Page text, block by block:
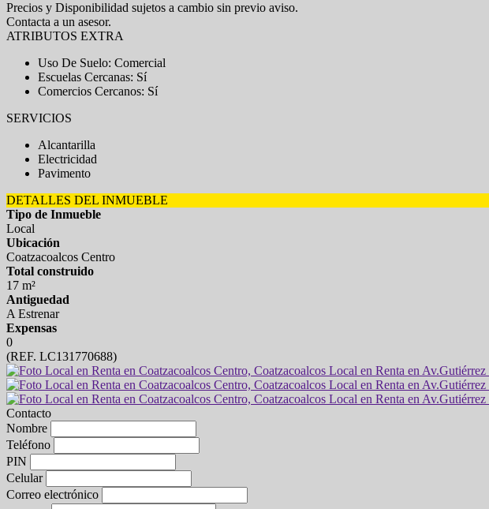
Precios y Disponibilidad sujetos a cambio sin previo aviso.
Contacta a un asesor.
ATRIBUTOS EXTRA
Uso De Suelo: Comercial
Escuelas Cercanas: Sí
Comercios Cercanos: Sí
SERVICIOS
Alcantarilla
Electricidad
Pavimento
DETALLES DEL INMUEBLE
Tipo de Inmueble
Local
Ubicación
Coatzacoalcos Centro
Total construido
17 m²
Antiguedad
A Estrenar
Expensas
0
(REF. LC131770688)
Contacto
Nombre
Teléfono
PIN
Celular
Correo electrónico